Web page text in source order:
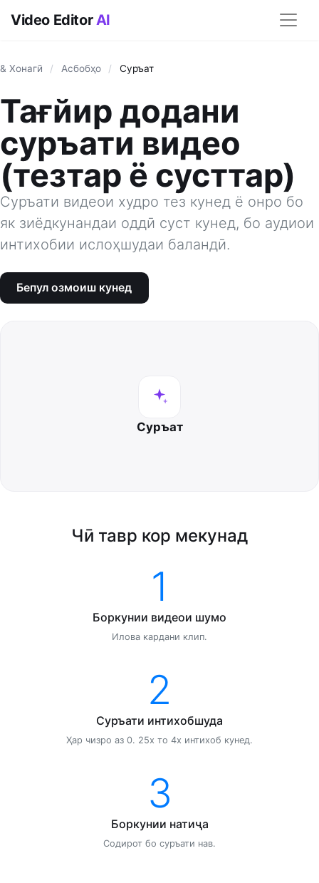
Video EditorAI
& Хонагӣ / Асбобҳо / Суръат
Тағйир додани
суръати видео
(тезтар ё сусттар)
Суръати видеои худро тез кунед ё онро бо
як зиёдкунандаи оддӣ суст кунед, бо аудиои
интихобии ислоҳшудаи баландӣ.
Бепул озмоиш кунед
Суръат
Чӣ тавр кор мекунад
1
Боркунии видеои шумо
Илова кардани клип.
2
Суръати интихобшуда
Ҳар чизро аз 0. 25x то 4x интихоб кунед.
3
Боркунии натиҷа
Содирот бо суръати нав.